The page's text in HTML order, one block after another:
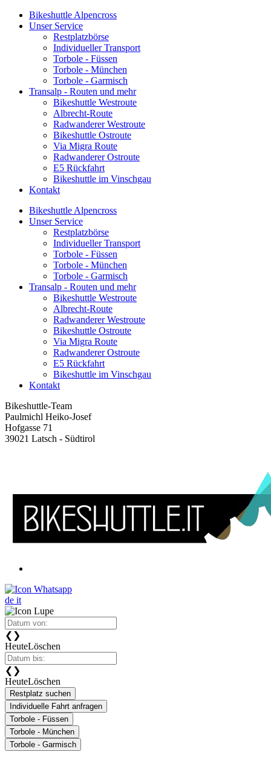
Bikeshuttle Alpencross
Unser Service
Restplatzbörse
Individueller Transport
Torbole - Füssen
Torbole - München
Torbole - Garmisch
Transalp - Routen und mehr
Bikeshuttle Westroute
Albrecht-Route
Radwanderer Westroute
Bikeshuttle Ostroute
Via Migra Route
Radwanderer Ostroute
E5 Rückfahrt
Bikeshuttle im Vinschgau
Kontakt
Bikeshuttle Alpencross
Unser Service
Restplatzbörse
Individueller Transport
Torbole - Füssen
Torbole - München
Torbole - Garmisch
Transalp - Routen und mehr
Bikeshuttle Westroute
Albrecht-Route
Radwanderer Westroute
Bikeshuttle Ostroute
Via Migra Route
Radwanderer Ostroute
E5 Rückfahrt
Bikeshuttle im Vinschgau
Kontakt
Bikeshuttle-Team
Paulmichl Heiko-Josef
Hofgasse 71
39021 Latsch - Südtirol
de it
❮ ❯
HeuteLöschen
❮ ❯
HeuteLöschen
Restplatz suchen
Individuelle Fahrt anfragen
Torbole - Füssen
Torbole - München
Torbole - Garmisch